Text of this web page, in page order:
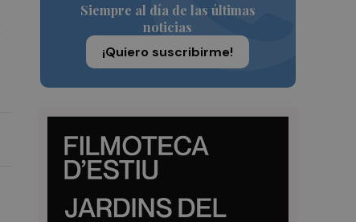
Siempre al día de las últimas
noticias
¡Quiero suscribirme!